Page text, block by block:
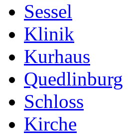
Sessel
Klinik
Kurhaus
Quedlinburg
Schloss
Kirche